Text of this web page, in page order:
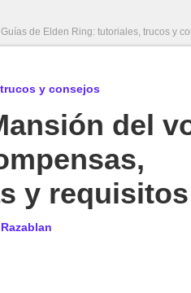
Guías de Elden Ring: tutoriales, trucos y
y consejos
del
y requisitos
Razablan